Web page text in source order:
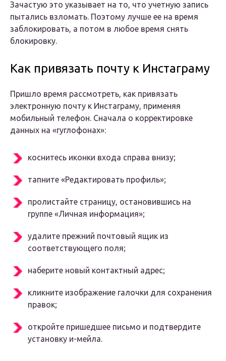
Зачастую это указывает на то, что учетную запись
пытались взломать. Поэтому лучше ее на время
заблокировать, а потом в любое время снять
блокировку.
Как привязать почту к Инстаграму
Пришло время рассмотреть, как привязать
электронную почту к Инстаграму, применяя
мобильный телефон. Сначала о корректировке
данных на «гуглофонах»:
коснитесь иконки входа справа внизу;
тапните «Редактировать профиль»;
пролистайте страницу, остановившись на
группе «Личная информация»;
удалите прежний почтовый ящик из
соответствующего поля;
наберите новый контактный адрес;
кликните изображение галочки для сохранения
правок;
откройте пришедшее письмо и подтвердите
установку и-мейла.